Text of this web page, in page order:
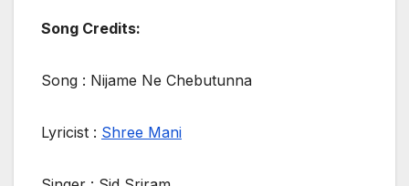
Song Credits:
Song : Nijame Ne Chebutunna
Lyricist : Shree Mani